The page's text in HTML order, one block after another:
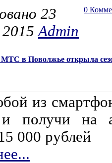
0
23
2015Admin
МТС в Поволжье открыла
из
получи на
000 рублей